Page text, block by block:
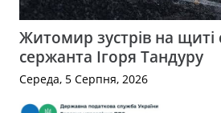
Житомир зустрів на щиті
сержанта Ігоря Тандуру
Середа, 5 Серпня, 2026